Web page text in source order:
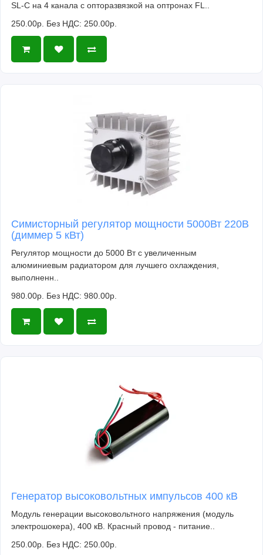
SL-C на 4 канала с опторазвязкой на оптронах FL..
250.00р. Без НДС: 250.00р.
Симисторный регулятор мощности 5000Вт 220В
(диммер 5 кВт)
Регулятор мощности до 5000 Вт с увеличенным
алюминиевым радиатором для лучшего охлаждения,
выполненн..
980.00р. Без НДС: 980.00р.
Генератор высоковольтных импульсов 400 кВ
Модуль генерации высоковольтного напряжения (модуль
электрошокера), 400 кВ. Красный провод - питание..
250.00р. Без НДС: 250.00р.